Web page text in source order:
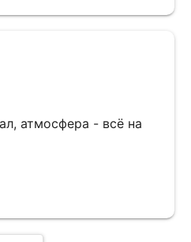
атмосфера - всё на